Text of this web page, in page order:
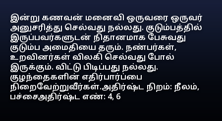
இன்று கணவன் மனைவி ஒருவரை ஒருவர்
அனுசரித்து செல்வது நல்லது. குடும்பத்தில்
இருப்பவர்களுடன் நிதானமாக பேசுவது
குடும்ப அமைதியை தரும். நண்பர்கள்,
உறவினர்கள் விலகி செல்வது போல்
இருக்கும். விட்டு பிடிப்பது நல்லது.
குழந்தைகளின் எதிர்பார்ப்பை
நிறைவேற்றுவீர்கள்.அதிர்ஷ்ட நிறம்: நீலம்,
பச்சைஅதிர்ஷ்ட எண்: 4, 6